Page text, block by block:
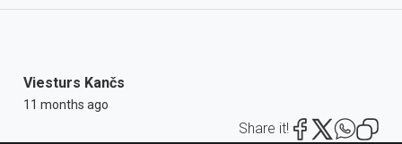
Viesturs Kančs
11 months ago
Share it!